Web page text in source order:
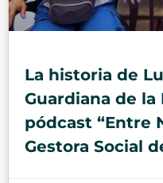
La historia de
Guardiana de la
pódcast “Entre
Gestora Social